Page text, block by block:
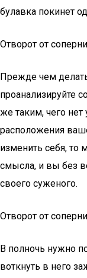
булавка покинет
Отворот от
Прежде чем
проанализируйте
же таким, чего нет
расположения
изменить себя, то
смысла, и вы без
своего суженого.
Отворот от
В полночь нужно
воткнуть в него